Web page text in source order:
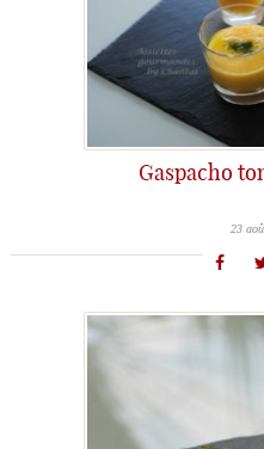
Gaspacho
23